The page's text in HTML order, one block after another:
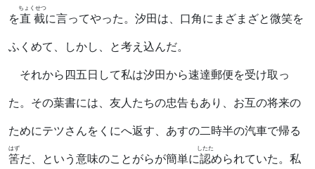
を直截
ちょくせつ
に言ってやった。汐田は、口角にまざまざと微笑を
ふくめて、しかし、と考え込んだ。
それから四五日して私は汐田から速達郵便を受け取っ
た。その葉書には、友人たちの忠告もあり、お互の将来の
ためにテツさんをくにへ返す、あすの二時半の汽車で帰る
筈
はず
だ、という意味のことがらが簡単に認
したた
められていた。私